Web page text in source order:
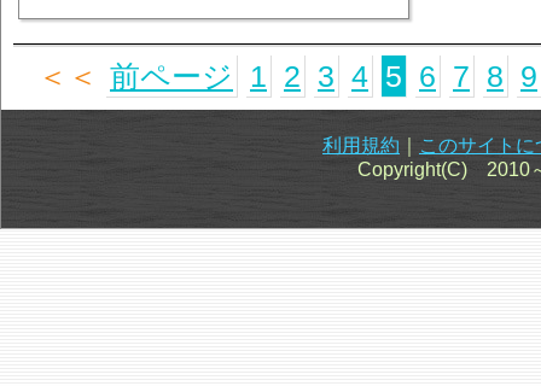
＜＜ 前ページ 1 2 3 4 5 6 7 8 9
利用規約
このサイトに
Copyright(C) 2010